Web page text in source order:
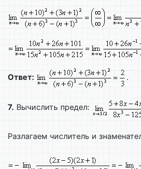
Ответ: .
7. Вычислить предел:
Разлагаем числитель и